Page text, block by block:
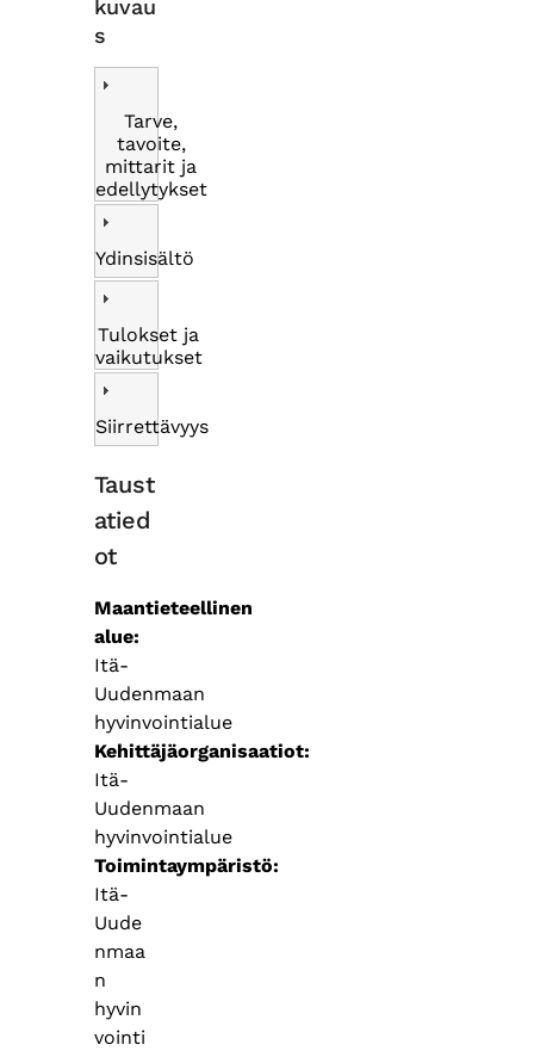
kuvau
s
Tarve,
tavoite,
mittarit ja
edellytykset
Ydinsisältö
Tulokset ja
vaikutukset
Siirrettävyys
Taust
atied
ot
Maantieteellinen
alue
Itä-
Uudenmaan
hyvinvointialue
Kehittäjäorganisaatiot
Itä-
Uudenmaan
hyvinvointialue
Toimintaympäristö
Itä-
Uude
nmaa
n
hyvin
vointi